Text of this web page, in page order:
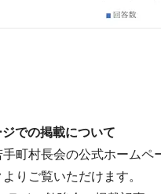
での掲載について
町村長会の公式ホームペ
りご覧いただけます。